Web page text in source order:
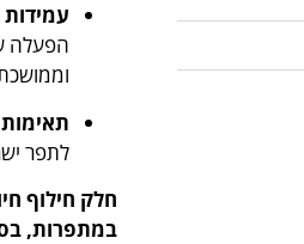
הפעלה
לתפר
חלק חילוף
במתפרות,